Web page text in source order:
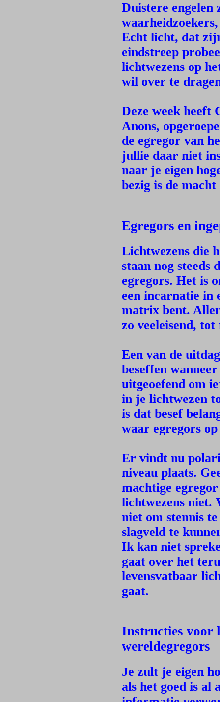
Duistere engelen
Echt licht, dat
eindstreep
lichtwezens op
wil over te
Deze week heeft
Anons,
de egregor van
jullie daar niet
naar je eigen
bezig is de
Egregors en
Lichtwezens die
staan nog steeds
egregors. Het is
een incarnatie in
matrix bent.
zo veeleisend,
Een van de
beseffen
uitgeoefend om
in je lichtwezen
is dat besef
waar egregors op
Er vindt nu
niveau plaats.
machtige
lichtwezens niet.
niet om stennis
slagveld te
Ik kan niet
gaat over het
levensvatbaar
gaat.
Instructies voor
wereldegregors
Je zult je eigen
als het goed is al